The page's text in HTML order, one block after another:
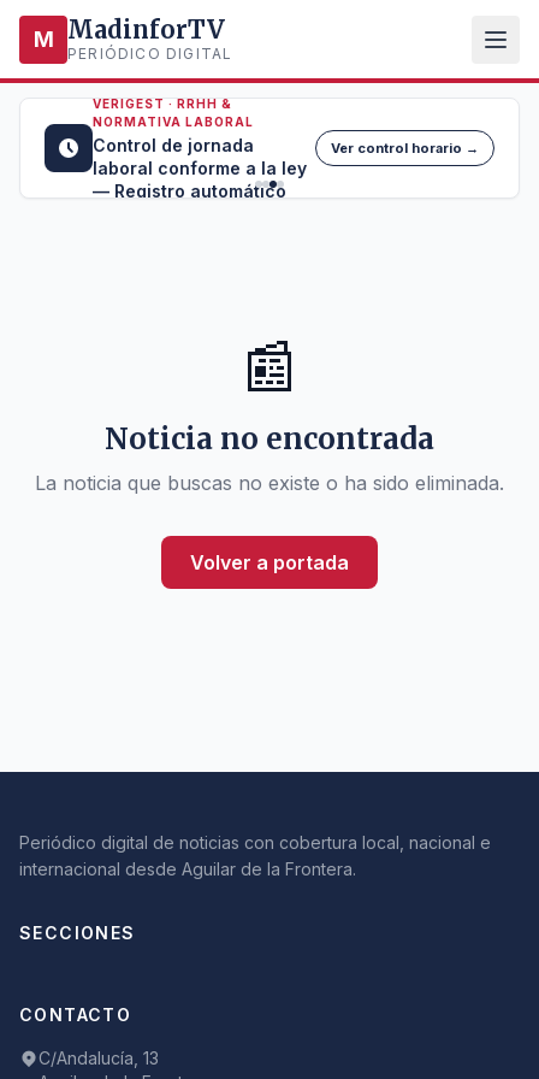
M MadinforTV
PERIÓDICO DIGITAL
VERIGEST · RRHH &
NORMATIVA LABORAL
Control de jornada
laboral conforme a la ley
— Registro automático
Ver control horario →
📰
Noticia no encontrada
La noticia que buscas no existe o ha sido eliminada.
Volver a portada
Periódico digital de noticias con cobertura local, nacional e
internacional desde Aguilar de la Frontera.
SECCIONES
CONTACTO
C/Andalucía, 13